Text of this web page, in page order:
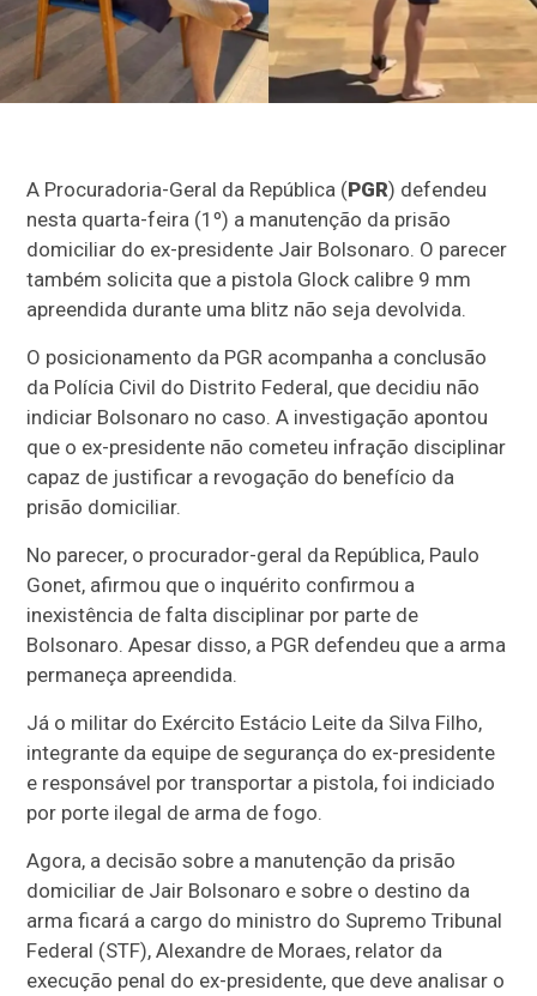
A Procuradoria-Geral da República (PGR) defendeu
nesta quarta-feira (1º) a manutenção da prisão
domiciliar do ex-presidente Jair Bolsonaro. O parecer
também solicita que a pistola Glock calibre 9 mm
apreendida durante uma blitz não seja devolvida.
O posicionamento da PGR acompanha a conclusão
da Polícia Civil do Distrito Federal, que decidiu não
indiciar Bolsonaro no caso. A investigação apontou
que o ex-presidente não cometeu infração disciplinar
capaz de justificar a revogação do benefício da
prisão domiciliar.
No parecer, o procurador-geral da República, Paulo
Gonet, afirmou que o inquérito confirmou a
inexistência de falta disciplinar por parte de
Bolsonaro. Apesar disso, a PGR defendeu que a arma
permaneça apreendida.
Já o militar do Exército Estácio Leite da Silva Filho,
integrante da equipe de segurança do ex-presidente
e responsável por transportar a pistola, foi indiciado
por porte ilegal de arma de fogo.
Agora, a decisão sobre a manutenção da prisão
domiciliar de Jair Bolsonaro e sobre o destino da
arma ficará a cargo do ministro do Supremo Tribunal
Federal (STF), Alexandre de Moraes, relator da
execução penal do ex-presidente, que deve analisar o